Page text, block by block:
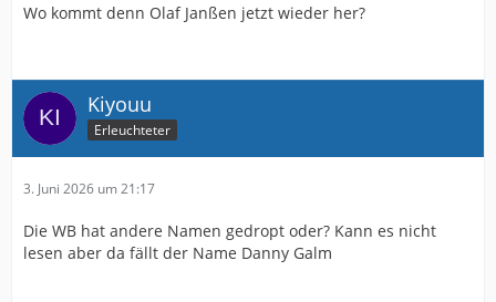
Wo kommt denn Olaf Janßen jetzt wieder her?
Kiyouu
Erleuchteter
3. Juni 2026 um 21:17
Die WB hat andere Namen gedropt oder? Kann es nicht
lesen aber da fällt der Name Danny Galm